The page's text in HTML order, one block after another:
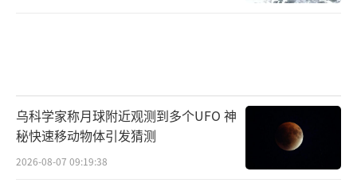
乌科学家称月球附近观测到多个UFO 神
秘快速移动物体引发猜测
2026-08-07 09:19:38